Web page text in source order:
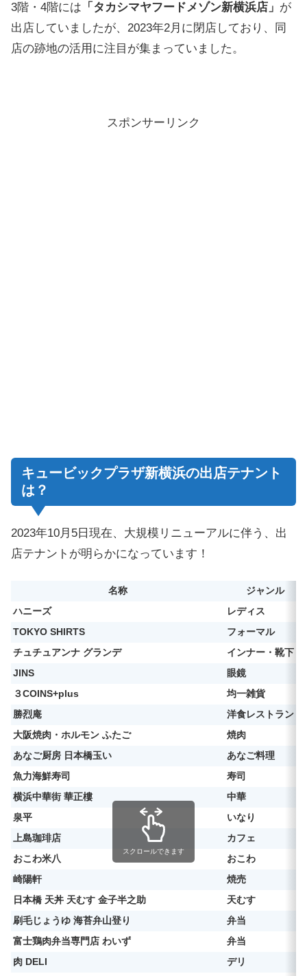
3階・4階には 「タカシマヤフードメゾン新横浜店」 が
出店していましたが、2023年2月に閉店しており、同
店の跡地の活用に注目が集まっていました。
スポンサーリンク
キュービックプラザ新横浜の出店テナント
は？
2023年10月5日現在、大規模リニューアルに伴う、出
店テナントが明らかになっています！
名称
ジャンル
ハニーズ
レディス
TOKYO SHIRTS
フォーマル
チュチュアンナ グランデ
インナー・靴下
JINS
眼鏡
３COINS+plus
均一雑貨
勝烈庵
洋食レストラン
大阪焼肉・ホルモン ふたご
焼肉
あなご厨房 日本橋玉い
あなご料理
魚力海鮮寿司
寿司
横浜中華街 華正樓
中華
泉平
いなり
上島珈琲店
カフェ
おこわ米八
おこわ
崎陽軒
焼売
日本橋 天丼 天むす 金子半之助
天むす
刷毛じょうゆ 海苔弁山登り
弁当
富士鶏肉弁当専門店 わいず
弁当
肉 DELI
デリ
スクロールできます